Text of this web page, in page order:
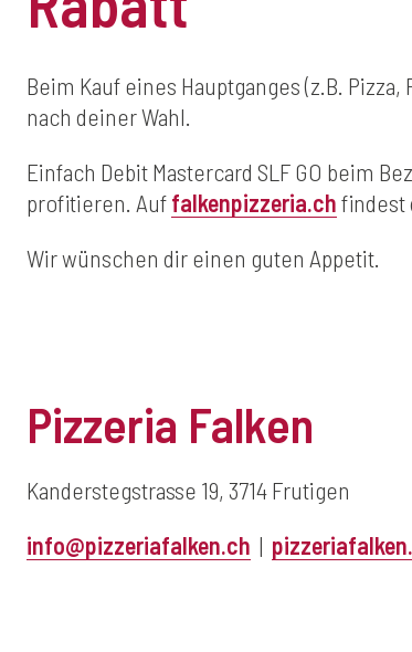
Beim Kauf eines Hauptganges (z.B.
nach deiner Wahl.
Einfach Debit Mastercard SLF GO beim
profitieren. Auffalkenpizzeria.chfindest
Wir wünschen dir einen guten Appetit.
Pizzeria Falken
Kanderstegstrasse 19, 3714 Frutigen
info@pizzeriafalken.ch |